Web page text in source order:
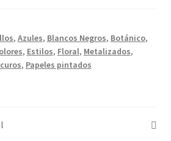
las cookies
, Azules, Blancos Negros, Botánico,
, Estilos, Floral, Metalizados,
, Papeles pintados